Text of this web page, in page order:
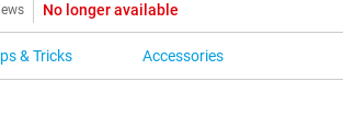
No longer available
& Tricks Accessories